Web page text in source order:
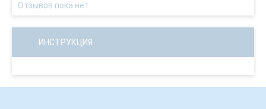
Отзывов пока нет
ИНСТРУКЦИЯ